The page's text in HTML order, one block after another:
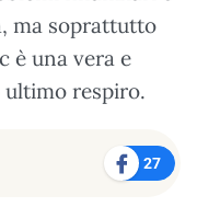
ma soprattutto
è una vera e
respiro.
27